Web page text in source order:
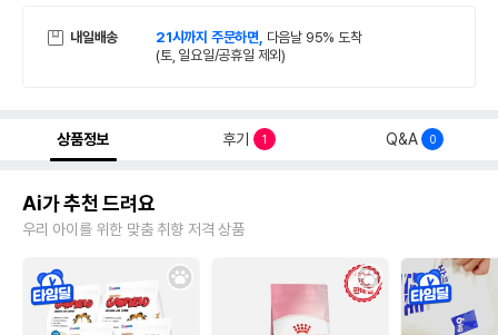
내일배송 21시까지 주문하면, 다음날 95% 도착
(토, 일요일/공휴일 제외)
상품정보 후기 1 Q&A 0
Ai가 추천 드려요
우리 아이를 위한 맞춤 취향 저격 상품